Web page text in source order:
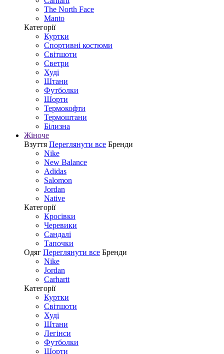
The North Face
Manto
Категорії
Куртки
Спортивні костюми
Світшоти
Светри
Худі
Штани
Футболки
Шорти
Термокофти
Термоштани
Білизна
Жіноче
Взуття Переглянути все Бренди
Nike
New Balance
Adidas
Salomon
Jordan
Native
Категорії
Кросівки
Черевики
Сандалі
Tапочки
Одяг Переглянути все Бренди
Nike
Jordan
Carhartt
Категорії
Куртки
Світшоти
Худі
Штани
Легінси
Футболки
Шорти